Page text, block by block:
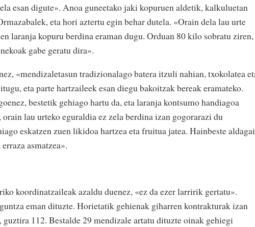
esan digute». Anoa guneetako jaki kopuruen aldetik, kalkuluetan
eta hori aztertu egin behar dutela. «Orain dela lau urte
laranja kopuru berdina eraman dugu. Orduan 80 kilo sobratu ziren,
gabe geratu dira».
«mendizaletasun tradizionalago batera itzuli nahian, txokolatea
eta parte hartzaileek esan diegu bakoitzak bereak eramateko.
bestetik gehiago hartu da, eta laranja kontsumo handiagoa
orain lau urteko eguraldia ez zela berdina izan gogorarazi du
eskatzen zuen likidoa hartzea eta fruitua jatea. Hainbeste aldagai
asmatzea».
koordinatzaileak azaldu duenez, «ez da ezer larririk gertatu».
eman dituzte. Horietatik gehienak giharren kontrakturak izan
guztira 112. Bestalde 29 mendizale artatu dituzte oinak gehiegi